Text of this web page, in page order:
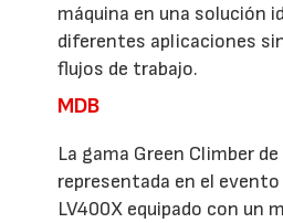
máquina en una solución
diferentes aplicaciones
flujos de trabajo.
MDB
La gama Green Climber de
representada en el
LV400X equipado con un